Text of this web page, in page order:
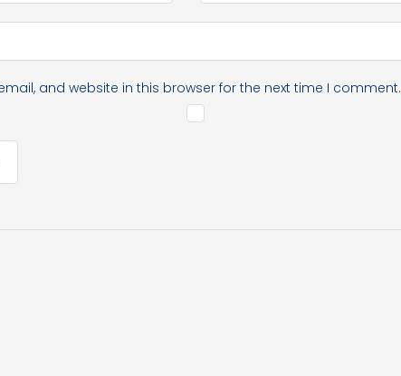
and website in this browser for the next time I comment.